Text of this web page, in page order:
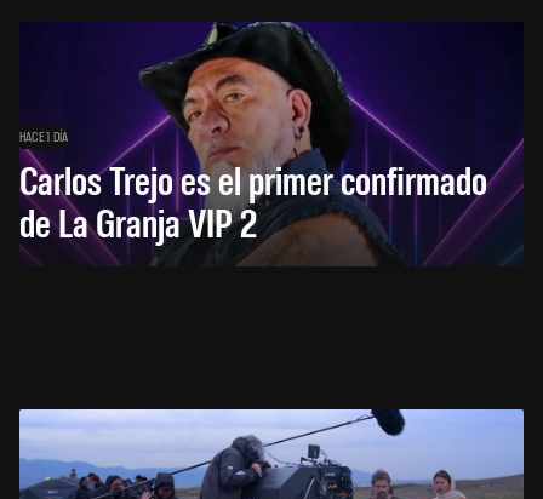
HACE 1 DÍA
Carlos Trejo es el primer confirmado
de La Granja VIP 2